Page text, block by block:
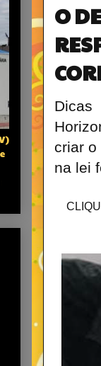
O
criar
na lei